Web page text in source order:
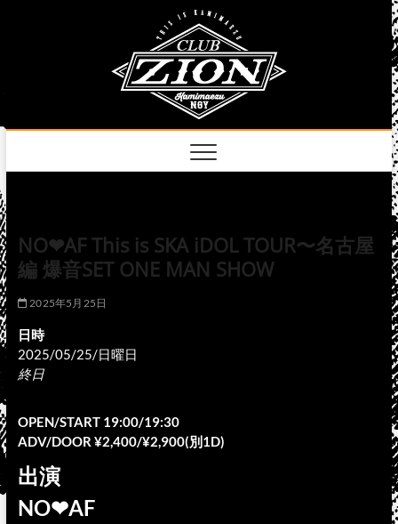
NO❤︎AF This is SKA iDOL TOUR〜名古屋
編 爆音SET ONE MAN SHOW
2025年5月25日
日時
2025/05/25/日曜日
終日
OPEN/START 19:00/19:30
ADV/DOOR ¥2,400/¥2,900(別1D)
出演
NO❤︎AF